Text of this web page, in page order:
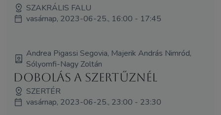
SZAKRÁLIS FALU
vasárnap, 2023-06-25., 16:00 - 17:45
Andrea Pigassi Segovia, Majerik András Nimród,
Sólyomfi-Nagy Zoltán
Dobolás a Szertűznél
SZERTÉR
vasárnap, 2023-06-25., 23:00 - 23:30